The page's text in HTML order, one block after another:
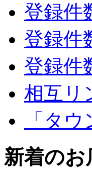
登録件
登録件
登録件
相互リ
「タ
新着のお